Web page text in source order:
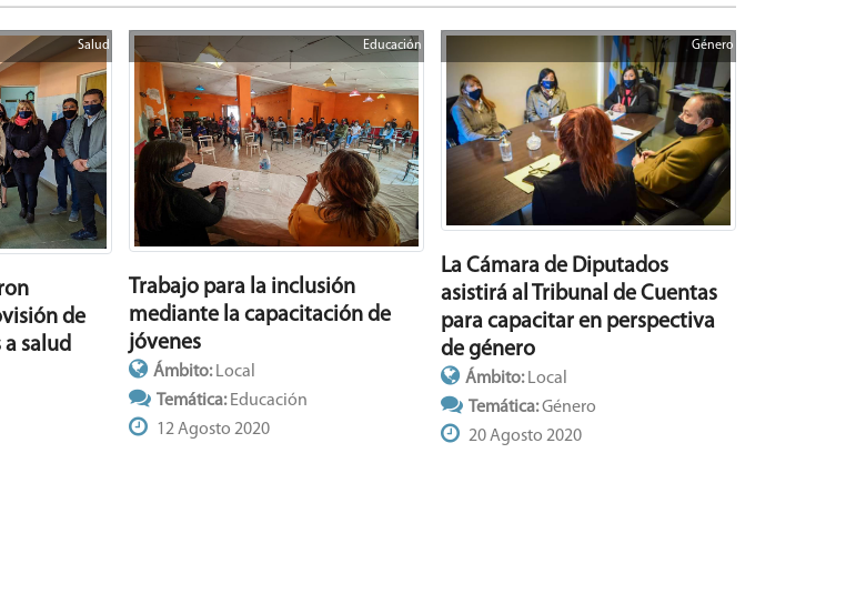
Salud
de
salud
Educación
Trabajo para la inclusión
mediante la capacitación de
jóvenes
Ámbito: Local
Temática: Educación
12 Agosto 2020
Género
La Cámara de Diputados
asistirá al Tribunal de Cuentas
para capacitar en perspectiva
de género
Ámbito: Local
Temática:Género
20 Agosto 2020